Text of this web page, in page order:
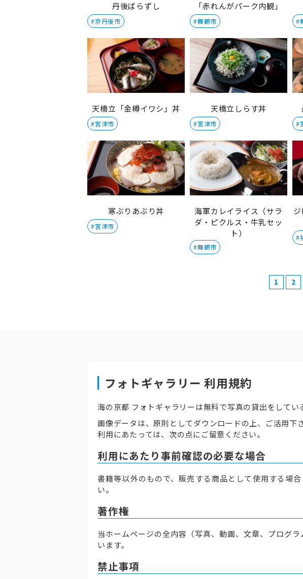
丹後ばらずし
#京丹後市
「赤れんがパーク内観」
#舞鶴市 #
天橋立「金樽イワシ」丼
#宮津市
天橋立しらす丼
#宮津市 #
寒ぶりあぶり丼
#宮津市
海軍カレイライス（サラ
ダ・ピクルス・牛乳セッ
ト）
#舞鶴市
#
1 2
フォトギャラリー 利用規約
海の京都 フォトギャラリーは無料で写真の貸出をしてい
画像データは、原則としてダウンロードの上、ご活用下さ
利用にあたっては、次の点にご留意ください。
利用にあたり事前確認の必要な場合
書籍等以外のもので、販売する商品として使用する場
い。
著作権
当ホームページの全内容（写真、動画、文章、プログ
います。
禁止事項